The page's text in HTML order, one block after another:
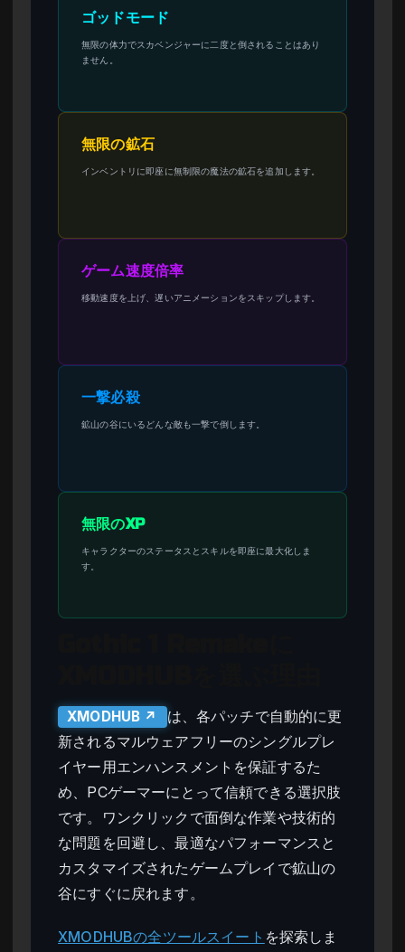
ゴッドモード
無限の体力でスカベンジャーに二度と倒されることはあり
ません。
無限の鉱石
インベントリに即座に無制限の魔法の鉱石を追加します。
ゲーム速度倍率
移動速度を上げ、遅いアニメーションをスキップします。
一撃必殺
鉱山の谷にいるどんな敵も一撃で倒します。
無限のXP
キャラクターのステータスとスキルを即座に最大化しま
す。
XMODHUB ↗
は、各パッチで自動的に更
新されるマルウェアフリーのシングルプレ
イヤー用エンハンスメントを保証するた
め、PCゲーマーにとって信頼できる選択肢
です。ワンクリックで面倒な作業や技術的
な問題を回避し、最適なパフォーマンスと
カスタマイズされたゲームプレイで鉱山の
谷にすぐに戻れます。
XMODHUBの全ツールスイート を探索しま